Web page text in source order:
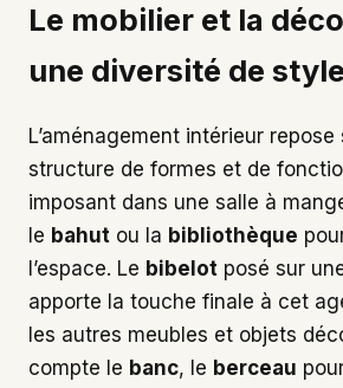
Le mobilier et la
une diversité de
L’aménagement intérieur repose
structure de formes et de
imposant dans une salle à
le bahut ou la bibliothèque
l’espace. Le bibelot posé sur
apporte la touche finale à cet
les autres meubles et objets
compte le banc, le berceau